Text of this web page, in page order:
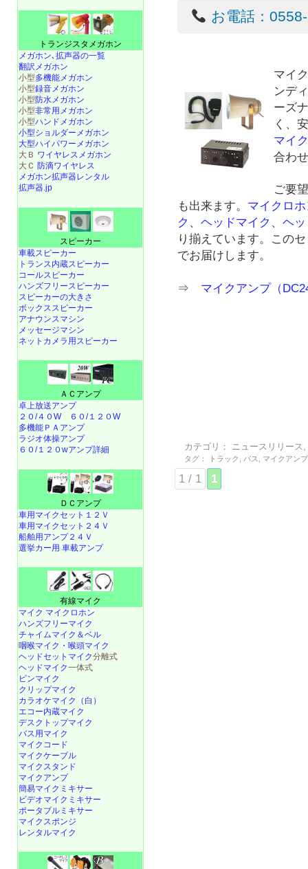
お電話：
マイ
ンデ
ーズ
く、
マイ
合わ
ご要
も出来ます。 マイクロ
ク 、ヘッドマイク 、ヘ
り揃えています。この
でお届けします。
⇒ マイクアンプ（
カテゴリ： ニュースリリース
タグ： トラック バス マイクアンプ
1 / 1 1
トランジスタメガホン
メガホン､拡声器の一覧
翻訳メガホン
小型多機能メガホン
小型録音メガホン
小型防水メガホン
小型非常用メガホン
小型ハンドメガホン
小型ショルダーメガホン
大型ハイパワーメガホン
大Ｂ ワイヤレスメガホン
大Ｃ 防滴ワイヤレス
メガホン拡声器レンタル
拡声器.jp
スピーカー
車載スピーカー
トランス内蔵スピーカー
コールスピーカー
ハンズフリースピーカー
スピーカーの大きさ
ボックススピーカー
アナウンスマシン
メッセージマシン
ネットカメラ用スピーカー
ＡＣアンプ
卓上放送アンプ
２０/４０W
６０/１２０W
多機能ＰＡアンプ
ラジオ体操アンプ
６０/１２０wアンプ詳細
ＤＣアンプ
車用マイクセット１２Ｖ
車用マイクセット２４Ｖ
船舶用アンプ２４Ｖ
選挙カー用 車載アンプ
有線マイク
マイク マイクロホン
ハンズフリーマイク
チャイムマイク＆ベル
咽喉マイク・喉頭マイク
ヘッドセットマイク分離式
ヘッドマイク一体式
ピンマイク
クリップマイク
カラオケマイク（白）
エコー内蔵マイク
デスクトップマイク
バス用マイク
マイクコード
マイクケーブル
マイクスタンド
マイクアンプ
簡易マイクミキサー
ビデオマイクミキサー
ポータブルミキサー
マイクスポンジ
レンタルマイク